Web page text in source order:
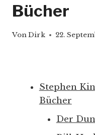
Bücher
VonDirk 22.
Stephen
Bücher
Der